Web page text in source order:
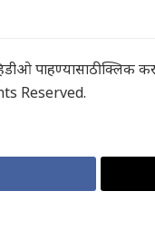
पाहण्यासाठी क्लिक
Reserved.